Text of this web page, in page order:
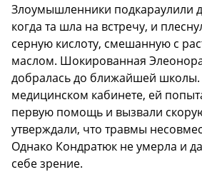
Злоумышленники подкараулили
когда та шла на встречу, и
серную кислоту, смешанную с
маслом. Шокированная
добралась до ближайшей школы.
медицинском кабинете, ей
первую помощь и вызвали
утверждали, что травмы
Однако Кондратюк не умерла и
себе зрение.